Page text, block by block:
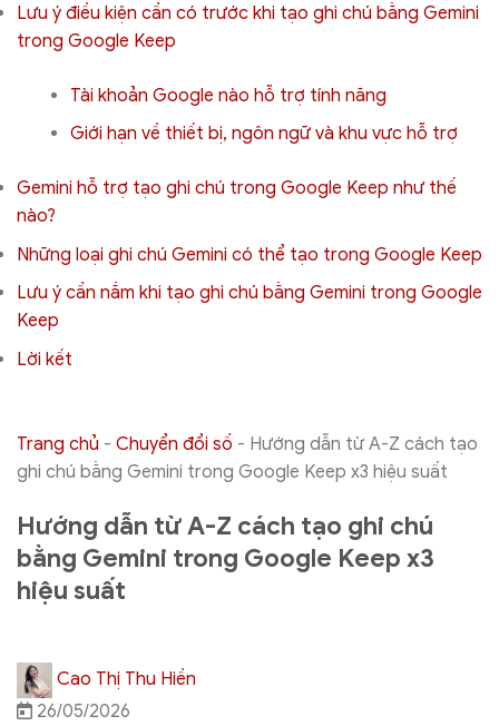
Lưu ý điều kiện cần có trước khi tạo ghi chú bằng Gemini
trong Google Keep
Tài khoản Google nào hỗ trợ tính năng
Giới hạn về thiết bị, ngôn ngữ và khu vực hỗ trợ
Gemini hỗ trợ tạo ghi chú trong Google Keep như thế
nào?
Những loại ghi chú Gemini có thể tạo trong Google Keep
Lưu ý cần nắm khi tạo ghi chú bằng Gemini trong Google
Keep
Lời kết
Trang chủ - Chuyển đổi số - Hướng dẫn từ A-Z cách tạo
ghi chú bằng Gemini trong Google Keep x3 hiệu suất
Hướng dẫn từ A-Z cách tạo ghi chú
bằng Gemini trong Google Keep x3
hiệu suất
Cao Thị Thu Hiền
26/05/2026